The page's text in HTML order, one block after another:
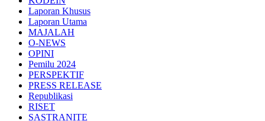
Laporan Khusus
Laporan Utama
MAJALAH
O-NEWS
OPINI
Pemilu 2024
PERSPEKTIF
PRESS RELEASE
Republikasi
RISET
SASTRANITE